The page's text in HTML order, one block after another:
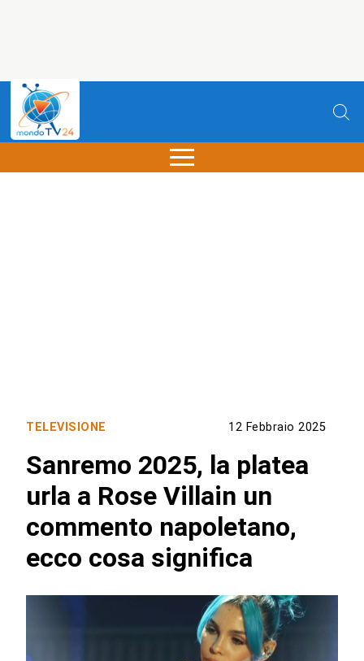
TELEVISIONE 12 Febbraio 2025
Sanremo 2025, la platea
urla a Rose Villain un
commento napoletano,
ecco cosa significa